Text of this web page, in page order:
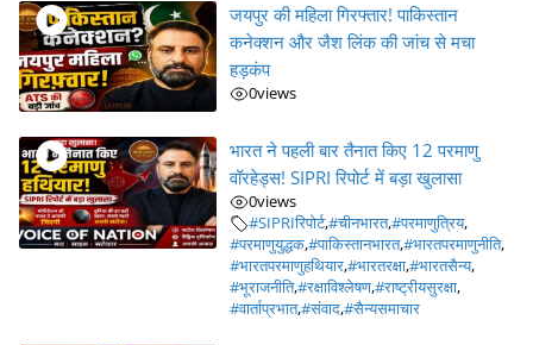
जयपुर की महिला गिरफ्तार! पाकिस्तान
कनेक्शन और जैश लिंक की जांच से मचा
हड़कंप
0views
भारत ने पहली बार तैनात किए 12 परमाणु
वॉरहेड्स! SIPRI रिपोर्ट में बड़ा खुलासा
0views
#SIPRIरिपोर्ट,#चीनभारत,#परमाणुत्रिय,
#परमाणुयुद्धक,#पाकिस्तानभारत,#भारतपरमाणुनीति,
#भारतपरमाणुहथियार,#भारतरक्षा,#भारतसैन्य,
#भूराजनीति,#रक्षाविश्लेषण,#राष्ट्रीयसुरक्षा,
#वार्ताप्रभात,#संवाद,#सैन्यसमाचार